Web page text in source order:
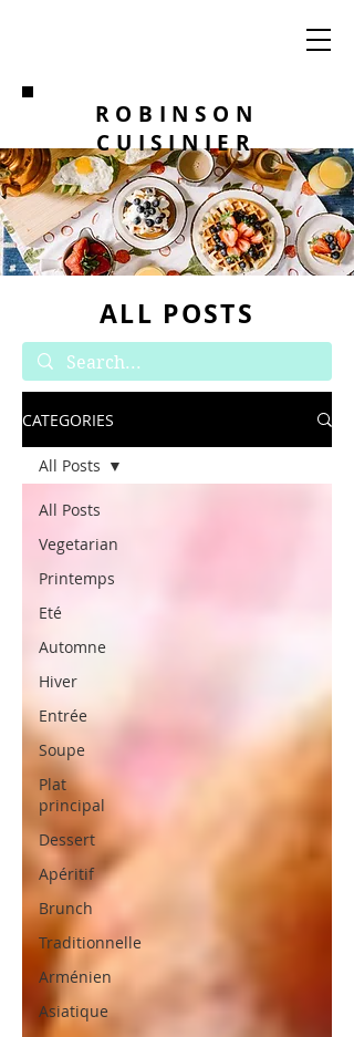
ROBINSON
CUISINIER
ALL POSTS
CATEGORIES
All Posts
Vegetarian
Printemps
Eté
Automne
Hiver
Entrée
Soupe
Plat
principal
Dessert
Apéritif
Brunch
Traditionnelle
Arménien
Asiatique
All Posts